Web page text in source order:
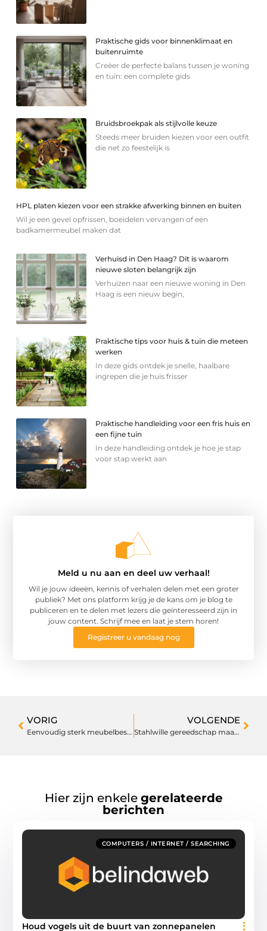
Praktische gids voor binnenklimaat en
buitenruimte
Creëer de perfecte balans tussen je woning
en tuin: een complete gids
Bruidsbroekpak als stijlvolle keuze
Steeds meer bruiden kiezen voor een outfit
die net zo feestelijk is
HPL platen kiezen voor een strakke afwerking binnen en buiten
Wil je een gevel opfrissen, boeidelen vervangen of een
badkamermeubel maken dat
Verhuisd in Den Haag? Dit is waarom
nieuwe sloten belangrijk zijn
Verhuizen naar een nieuwe woning in Den
Haag is een nieuw begin,
Praktische tips voor huis & tuin die meteen
werken
In deze gids ontdek je snelle, haalbare
ingrepen die je huis frisser
Praktische handleiding voor een fris huis en
een fijne tuin
In deze handleiding ontdek je hoe je stap
voor stap werkt aan
Meld u nu aan en deel uw verhaal!
Wil je jouw ideeën, kennis of verhalen delen met een groter
publiek? Met ons platform krijg je de kans om je blog te
publiceren en te delen met lezers die geïnteresseerd zijn in
jouw content. Schrijf mee en laat je stem horen!
Registreer u vandaag nog
VORIG
Eenvoudig sterk meubelbeslag in een online winkel kopen
VOLGENDE
Stahlwille gereedschap maakt veilig werken mogelijk
Hier zijn enkele gerelateerde
berichten
COMPUTERS / INTERNET / SEARCHING
Houd vogels uit de buurt van zonnepanelen